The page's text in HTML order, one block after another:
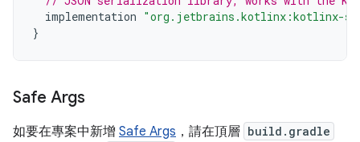
implementation "org.jetbrains.kotlinx:kotlinx-
}
Safe Args
如要在專案中新增 Safe Args ，請在頂層 build.gradle